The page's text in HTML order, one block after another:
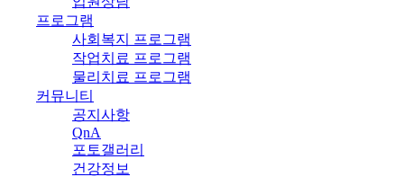
프로그램
사회복지 프로그램
작업치료 프로그램
물리치료 프로그램
커뮤니티
공지사항
QnA
포토갤러리
건강정보